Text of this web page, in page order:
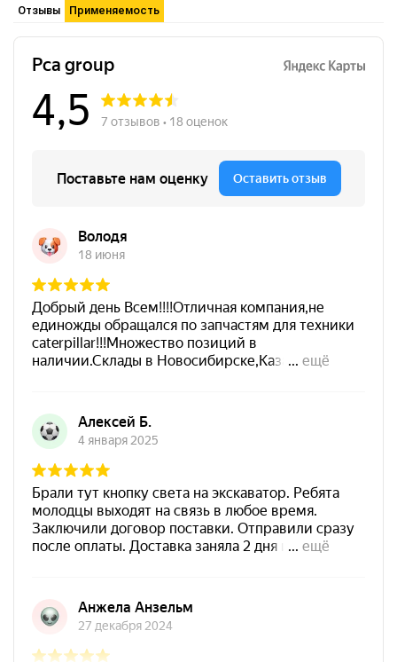
Отзывы Применяемость